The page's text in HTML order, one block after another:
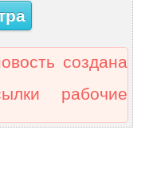
создана
рабочие